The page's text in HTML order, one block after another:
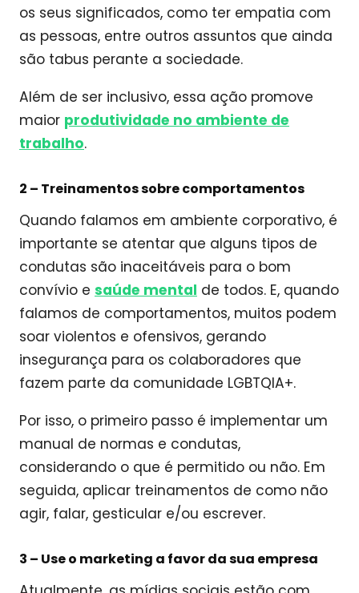
os seus significados, como ter empatia com
as pessoas, entre outros assuntos que ainda
são tabus perante a sociedade.
Além de ser inclusivo, essa ação promove
maior produtividade no ambiente de
trabalho.
2 – Treinamentos sobre comportamentos
Quando falamos em ambiente corporativo, é
importante se atentar que alguns tipos de
condutas são inaceitáveis para o bom
convívio e saúde mental de todos. E, quando
falamos de comportamentos, muitos podem
soar violentos e ofensivos, gerando
insegurança para os colaboradores que
fazem parte da comunidade LGBTQIA+.
Por isso, o primeiro passo é implementar um
manual de normas e condutas,
considerando o que é permitido ou não. Em
seguida, aplicar treinamentos de como não
agir, falar, gesticular e/ou escrever.
3 – Use o marketing a favor da sua empresa